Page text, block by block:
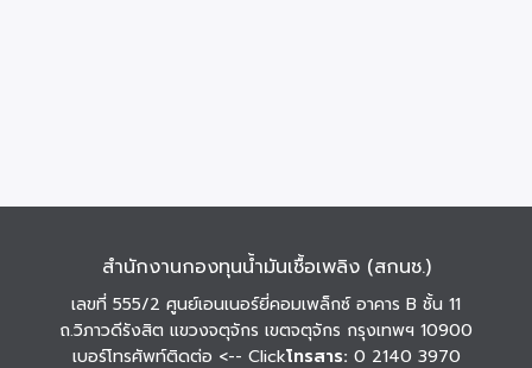
สำนักงานกองทุนน้ำมันเชื้อเพลิง (สกนช.)
เลขที่ 555/2 ศูนย์เอนเนอร์ยี่คอมเพล็กซ์ อาคาร B ชั้น 11
ถ.วิภาวดีรังสิต แขวงจตุจักร เขตจตุจักร กรุงเทพฯ 10900
เบอร์โทรศัพท์ติดต่อ <-- Clickโทรสาร: 0 2140 3970